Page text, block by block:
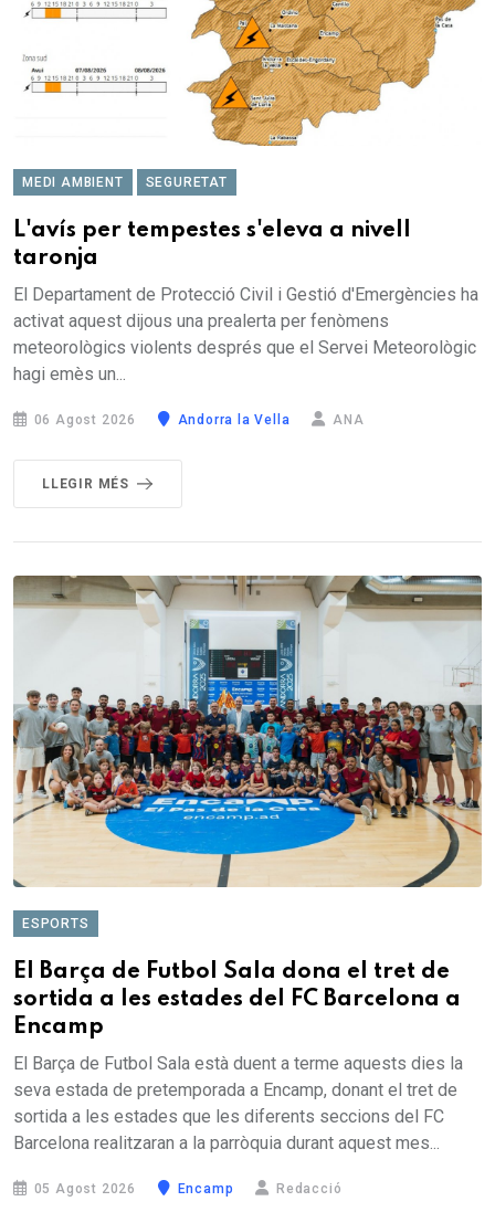
MEDI AMBIENT SEGURETAT
L'avís per tempestes s'eleva a nivell
taronja
El Departament de Protecció Civil i Gestió d'Emergències ha
activat aquest dijous una prealerta per fenòmens
meteorològics violents després que el Servei Meteorològic
hagi emès un...
06 Agost 2026 Andorra la Vella ANA
LLEGIR MÉS
ESPORTS
El Barça de Futbol Sala dona el tret de
sortida a les estades del FC Barcelona a
Encamp
El Barça de Futbol Sala està duent a terme aquests dies la
seva estada de pretemporada a Encamp, donant el tret de
sortida a les estades que les diferents seccions del FC
Barcelona realitzaran a la parròquia durant aquest mes...
05 Agost 2026 Encamp Redacció